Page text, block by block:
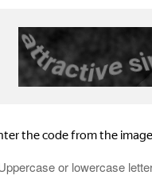
до -50%